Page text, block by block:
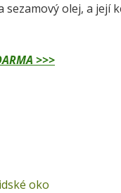
sezamový olej, a její
>>>
oko